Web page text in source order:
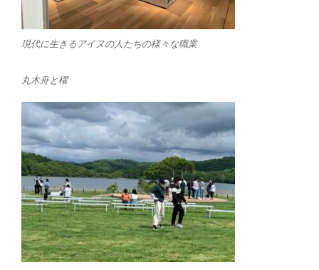
現代に生きるアイヌの人たちの様々な職業
丸木舟と櫂